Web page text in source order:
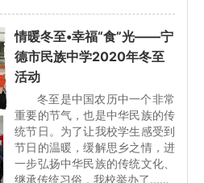
情暖冬至•幸福“食”光——宁
德市民族中学2020年冬至
活动
冬至是中国农历中一个非常
重要的节气，也是中华民族的传
统节日。为了让我校学生感受到
节日的温暖，缓解思乡之情，进
一步弘扬中华民族的传统文化、
继承传统习俗，我校举办了...…